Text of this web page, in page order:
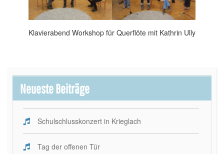
Beitragsnavigation
Klavierabend Workshop für Querflöte mit Kathrin Ully
Neueste Beiträge
Schulschlusskonzert in Krieglach
Tag der offenen Tür